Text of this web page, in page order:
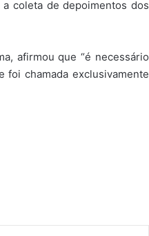
coleta de depoimentos dos
afirmou que “é necessário
chamada exclusivamente